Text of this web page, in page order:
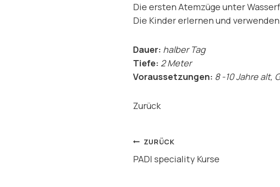
Die ersten Atemzüge unter
Die Kinder erlernen und
Dauer: halber Tag
Tiefe: 2 Meter
Voraussetzungen: 8 -10 Jahre alt,
Zurück
ZURÜCK
PADI speciality Kurse